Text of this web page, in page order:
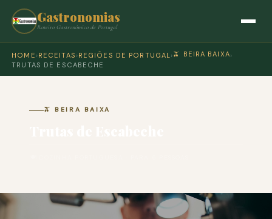
Gastronomias
Roteiro Gastronómico de Portugal
HOME › RECEITAS › REGIÕES DE PORTUGAL › 🫒 BEIRA BAIXA›
TRUTAS DE ESCABECHE
🫒 BEIRA BAIXA